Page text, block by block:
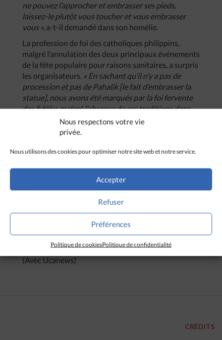
Nous respectons votre vie
privée.
Nous utilisons des cookies pour optimiser notre site web et notre service.
Accepter
Refuser
Préférences
Politique de cookiesPolitique de confidentialité
ne pouvez l’approcher et embrasser ses pieds,
laissez-le plutôt vous toucher et vous embrasser
vous », a-t-il demandé dans son homélie.
La profession de foi des catholiques philippins,
malgré l’annulation des deux principaux événements
de la fête populaire pour raisons sanitaires, a surpris
les organisateurs. « En sachant qu’il n’y a pas de
procession et pas de Pahalik [le fait d’embrasser la
statue], nous avons été marqués par la foi fervente
des fidèles malgré l’absence de ces traditions dans
les célébrations de cette année », confie Alex Israsga,
qui a participé à l’organisation.
mexicain qui a sculpté la statue du Nazaréen Noir au
XVIe siècle, et des missionnaires espagnoles l’ont
transportée aux Philippines en 1606. La statue
montre Jésus portant sa Croix. Au fil des siècles, elle
a survécu à deux incendies, deux séismes et de
nombreux typhons, ainsi qu’à des bombardements
durant la Seconde Guerre mondiale. Le pape
Innocent X a approuvé la vénération de la statue en
(Avec Ucanews)
CRÉDITS